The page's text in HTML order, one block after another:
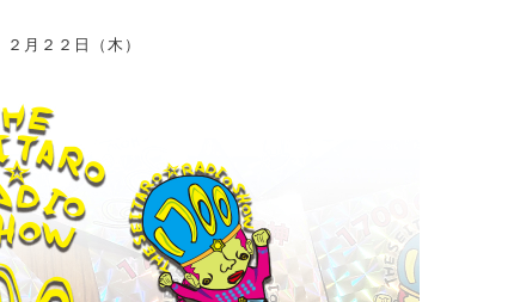
２月２２日（木）